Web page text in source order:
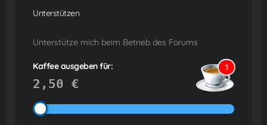
Unterstützen
Unterstütze mich beim Betrieb des Forums
Kaffee ausgeben für:
2,50 €
1